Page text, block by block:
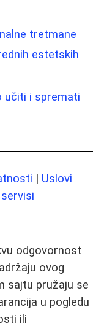
tretmane
estetskih
učiti i spremati
| Uslovi
odgovornost
ovog
sajtu pružaju se
u pogledu
ili